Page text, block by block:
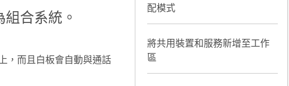
合系統。
，而且白板會自動與通話
配模式
將共用裝置和服務新增至工作
區